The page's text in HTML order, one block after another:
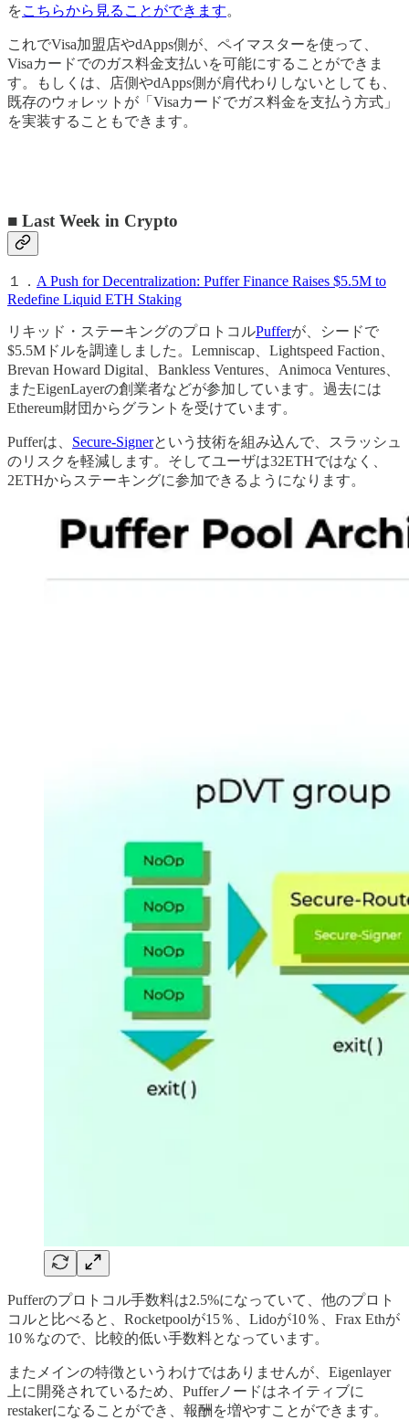
をこちらから見ることができます。
これでVisa加盟店やdApps側が、ペイマスターを使って、
Visaカードでのガス料金支払いを可能にすることができま
す。もしくは、店側やdApps側が肩代わりしないとしても、
既存のウォレットが「Visaカードでガス料金を支払う方式」
を実装することもできます。
■ Last Week in Crypto
１． A Push for Decentralization: Puffer Finance Raises $5.5M to
Redefine Liquid ETH Staking
リキッド・ステーキングのプロトコルPufferが、シードで
$5.5Mドルを調達しました。Lemniscap、Lightspeed Faction、
Brevan Howard Digital、Bankless Ventures、Animoca Ventures、
またEigenLayerの創業者などが参加しています。過去には
Ethereum財団からグラントを受けています。
Pufferは、 Secure-Signerという技術を組み込んで、スラッシュ
のリスクを軽減します。そしてユーザは32ETHではなく、
2ETHからステーキングに参加できるようになります。
Pufferのプロトコル手数料は2.5%になっていて、他のプロト
コルと比べると、Rocketpoolが15％、Lidoが10％、Frax Ethが
10％なので、比較的低い手数料となっています。
またメインの特徴というわけではありませんが、Eigenlayer
上に開発されているため、Pufferノードはネイティブに
restakerになることができ、報酬を増やすことができます。